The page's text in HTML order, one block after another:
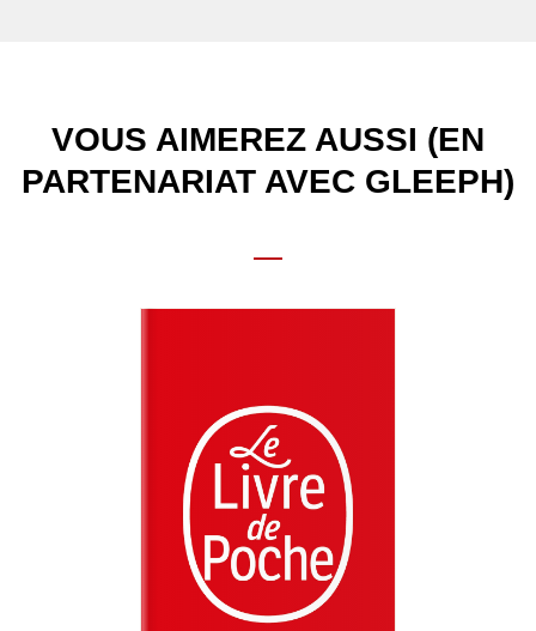
VOUS AIMEREZ AUSSI (EN
PARTENARIAT AVEC GLEEPH)